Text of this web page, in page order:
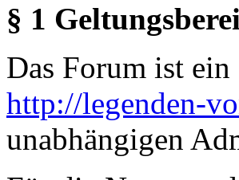
§ 1
Das Forum ist
http://legenden-
unabhängigen